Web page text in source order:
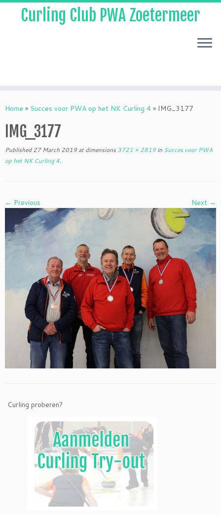
to
Curling Club PWA Zoetermeer
Home » Succes voor PWA op het NK Curling 4 » IMG_3177
IMG_3177
Published 27 March 2019 at dimensions 3721 × 2819 in Succes voor PWA
op het NK Curling 4.
← Previous Next →
Curling proberen?